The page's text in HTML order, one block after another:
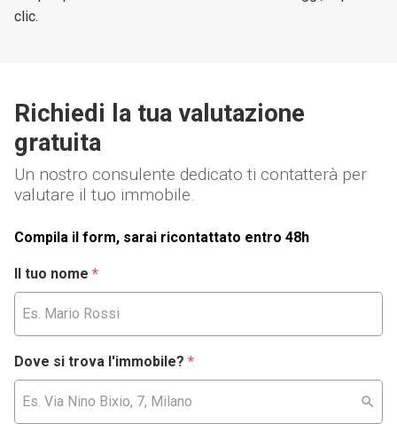
clic.
Richiedi la tua valutazione
gratuita
Un nostro consulente dedicato ti contatterà per
valutare il tuo immobile.
Compila il form, sarai ricontattato entro 48h
Il tuo nome *
Dove si trova l'immobile? *